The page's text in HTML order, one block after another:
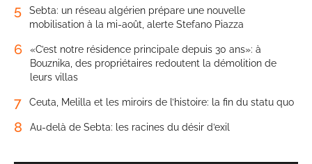
5
Sebta: un réseau algérien prépare une nouvelle
mobilisation à la mi-août, alerte Stefano Piazza
6
«C’est notre résidence principale depuis 30 ans»: à
Bouznika, des propriétaires redoutent la démolition de
leurs villas
7 Ceuta, Melilla et les miroirs de l’histoire: la fin du statu quo
8 Au-delà de Sebta: les racines du désir d’exil